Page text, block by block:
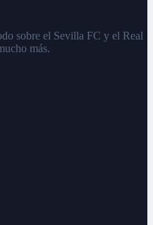
sobre el Sevilla FC y el Real
más.